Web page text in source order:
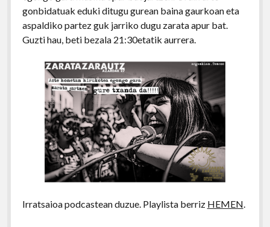
gonbidatuak eduki ditugu gurean baina gaurkoan eta
aspaldiko partez guk jarriko dugu zarata apur bat.
Guzti hau, beti bezala 21:30etatik aurrera.
Irratsaioa podcastean duzue. Playlista berriz HEMEN.